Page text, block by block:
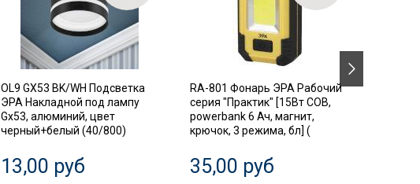
OL9 GX53 BK/WH Подсветка
ЭРА Накладной под лампу
Gx53, алюминий, цвет
черный+белый (40/800)
13,00 руб
RA-801 Фонарь ЭРА Рабочий
серия "Практик" [15Вт COB,
powerbank 6 Ач, магнит,
крючок, 3 режима, бл] (
35,00 руб